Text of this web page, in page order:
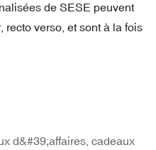
de SESE peuvent
verso, et sont à la fois
d&#39;affaires, cadeaux